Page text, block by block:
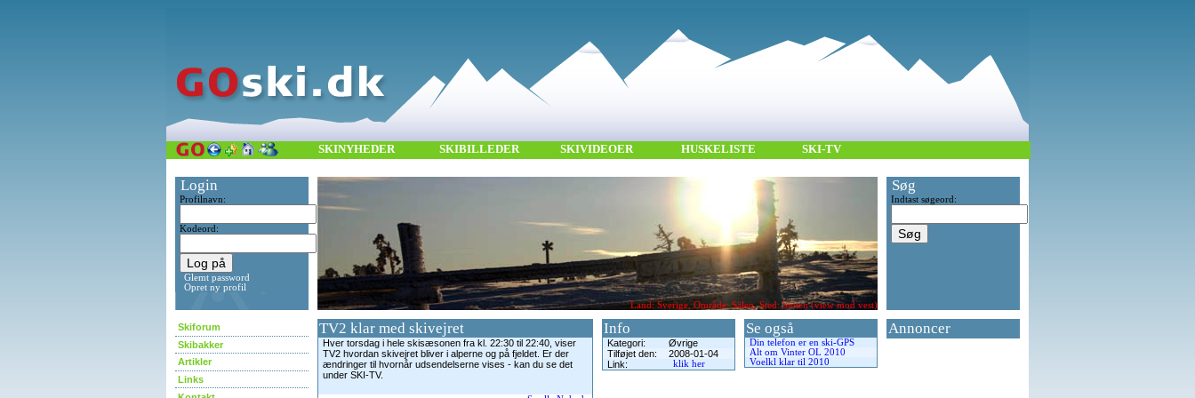
SKINYHEDER SKIBILLEDER SKIVIDEOER HUSKELISTE SKI-TV
Login
Profilnavn:
Kodeord:
Glemt password
Opret ny profil
Skiforum
Skibakker
Artikler
Links
Land: Sverige, Område: Sälen, Sted: Stöten (view mod vest)
TV2 klar med skivejret
Hver torsdag i hele skisæsonen fra kl. 22:30 til 22:40, viser
TV2 hvordan skivejret bliver i alperne og på fjeldet. Er der
ændringer til hvornår udsendelserne vises - kan du se det
under SKI-TV.
Info
Kategori:
Øvrige
Tilføjet den:
2008-01-04
Link:
klik her
Se også
Din telefon er en ski-GPS
Alt om Vinter OL 2010
Voelkl klar til 2010
Søg
Indtast søgeord:
Annoncer